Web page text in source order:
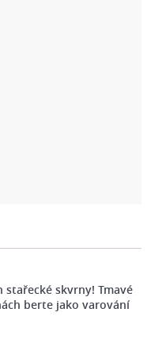
stařecké skvrny! Tmavé
berte jako varování